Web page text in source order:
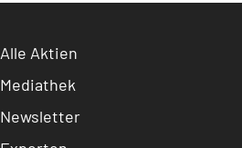
Alle Aktien
Mediathek
Newsletter